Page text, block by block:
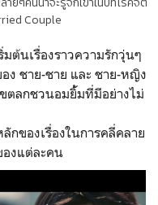
Couple
ต้นเรื่องราวความรักวุ่นๆ
ง ชาย-ชาย และ ชาย-หญิง
ตลกชวนอมยิ้้มที่มีอย่างไม่
กของเรื่องในการคลี่คลาย
งแต่ละคน